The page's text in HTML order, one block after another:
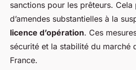
sanctions pour les prêteurs. Cela
d’amendes substantielles à la
licence d’opération. Ces
sécurité et la stabilité du marché
France.